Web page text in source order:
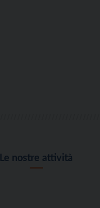
Le nostre attività